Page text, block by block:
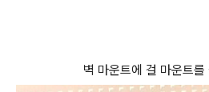
벽 마운트에 걸 마운트